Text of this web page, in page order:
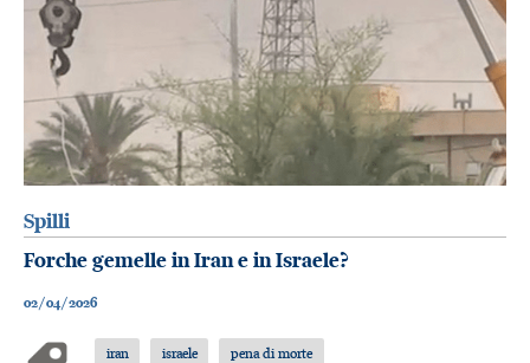
Spilli
Forche gemelle in Iran e in Israele?
02/04/2026
iran israele pena di morte